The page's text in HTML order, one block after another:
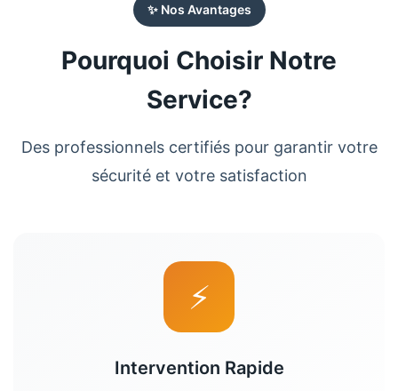
✨ Nos Avantages
Pourquoi Choisir Notre
Service?
Des professionnels certifiés pour garantir votre
sécurité et votre satisfaction
⚡
Intervention Rapide